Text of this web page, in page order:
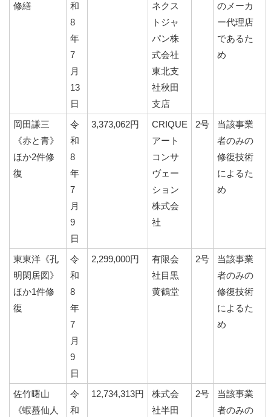
修繕
和
8
年
7
月
13
日
ネクス
トジャ
パン株
式会社
東北支
社秋田
支店
のメーカ
ー代理店
であるた
め
岡田謙三
《赤と青》
ほか2件修
復
令
和
8
年
7
月
9
日
3,373,062円
CRIQUE
アート
コンサ
ヴェー
ション
株式会
社
2号
当該事業
者のみの
修復技術
によるた
め
東東洋《孔
明閑居図》
ほか1件修
復
令
和
8
年
7
月
9
日
2,299,000円
有限会
社目黒
黄鶴堂
2号
当該事業
者のみの
修復技術
によるた
め
佐竹曙山
《蝦蟇仙人
令
和
12,734,313円
株式会
社半田
2号
当該事業
者のみの